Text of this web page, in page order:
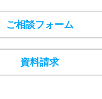
ご相談フォーム
資料請求